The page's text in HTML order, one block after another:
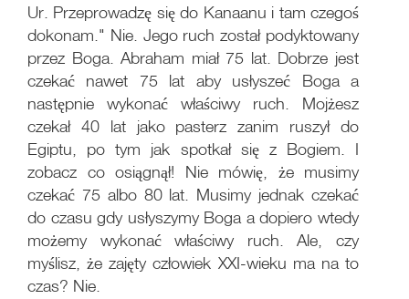
Ur. Przeprowadzę się do Kanaanu i tam czegoś
dokonam." Nie. Jego ruch został podyktowany
przez Boga. Abraham miał 75 lat. Dobrze jest
czekać nawet 75 lat aby usłyszeć Boga a
następnie wykonać właściwy ruch. Mojżesz
czekał 40 lat jako pasterz zanim ruszył do
Egiptu, po tym jak spotkał się z Bogiem. I
zobacz co osiągnął! Nie mówię, że musimy
czekać 75 albo 80 lat. Musimy jednak czekać
do czasu gdy usłyszymy Boga a dopiero wtedy
możemy wykonać właściwy ruch. Ale, czy
myślisz, że zajęty człowiek XXI-wieku ma na to
czas? Nie.